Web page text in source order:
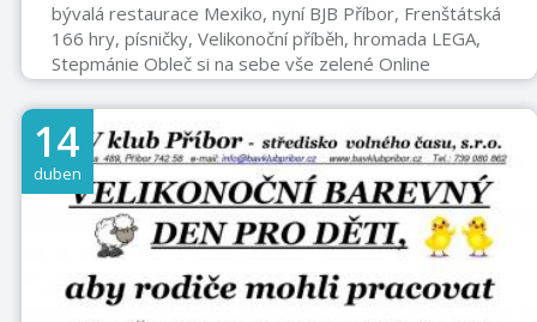
bývalá restaurace Mexiko, nyní BJB Příbor, Frenštátská
166 hry, písničky, Velikonoční příběh, hromada LEGA,
Stepmánie Obleč si na sebe vše zelené Online
registrace na www.detskamisie.cz do 11. 4. 2022
Ľubko Čermák, 737 568 554, cermak@detskamisie.cz
14
duben